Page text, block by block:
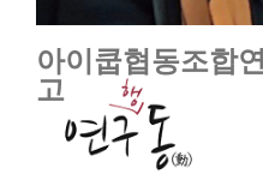
아이쿱협동조합
고